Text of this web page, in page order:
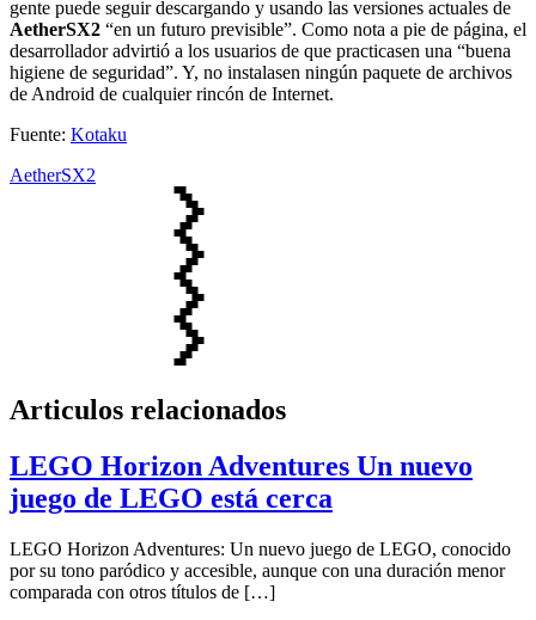
gente puede seguir descargando y usando las versiones actuales de
AetherSX2 “en un futuro previsible”. Como nota a pie de página, el
desarrollador advirtió a los usuarios de que practicasen una “buena
higiene de seguridad”. Y, no instalasen ningún paquete de archivos
de Android de cualquier rincón de Internet.
Fuente: Kotaku
AetherSX2
Articulos relacionados
LEGO Horizon Adventures Un nuevo
juego de LEGO está cerca
LEGO Horizon Adventures: Un nuevo juego de LEGO, conocido
por su tono paródico y accesible, aunque con una duración menor
comparada con otros títulos de […]